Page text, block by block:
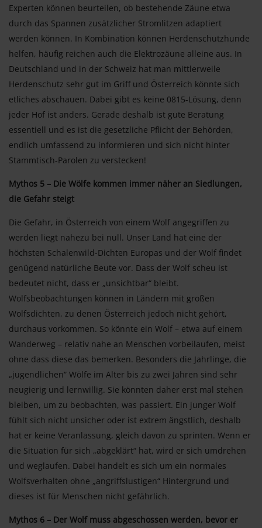
Experten können beurteilen, ob bestehende Zäune etwa
durch das Spannen zusätzlicher Stromlitzen adaptiert
werden können. In Kombination können Herdenschutzhunde
helfen, häufig reichen auch die Elektrozäune alleine aus. In
Deutschland und in der Schweiz hat man mittlerweile
Herdenschutz sehr gut im Griff und Österreich könnte sich
etliches abschauen. Dabei gibt es keine 0815-Lösung, denn
jeder Hof ist anders. Gerade deshalb ist gute Beratung
essentiell und es ist die gesetzliche Pflicht der Behörden,
endlich umfassend zu informieren und sich nicht hinter
Stammtisch-Parolen zu verstecken!
Mythos 5 – Die Wölfe kommen immer näher an Siedlungen,
die Gefahr steigt
Die Gefahr, in Österreich von einem Wolf angegriffen zu
werden liegt nahezu bei null. Unser Land hat eine der
höchsten Schalenwild-Dichten Europas und der Wolf findet
genügend natürliche Beute vor. Dass der Wolf scheu ist
bedeutet nicht, dass er „unsichtbar“ bleibt.
Wolfsbeobachtungen können in Ländern mit großen
Wolfsdichten, zu denen Österreich jedoch nicht gehört,
durchaus vorkommen. So könnte ein Wolf – etwa auf einem
Wanderweg – relativ nahe an Menschen vorbeilaufen, meist
ohne dass diese das bemerken. Besonders die Jahrlinge, die
„jugendlichen“ Wölfe im Alter bis zu zwei Jahren sind sehr
neugierig und lernwillig. Sie könnten daher erst mal stehen
bleiben, um zu beobachten, was passiert. Ein junger Wolf
fühlt sich nicht unsicher oder ist extrem ängstlich, deshalb
hat er keine Veranlassung, gleich davon zu sprinten. Wenn er
die Situation für sich „abgeklärt“ hat, wird er sich umdrehen
und weglaufen. Dabei handelt es sich um ein normales
Wolfsverhalten ohne „angriffslustigen“ Hintergrund und
dieses ist für Menschen nicht gefährlich.
Mythos 6 – Der Wolf muss abgeschossen werden, bevor er